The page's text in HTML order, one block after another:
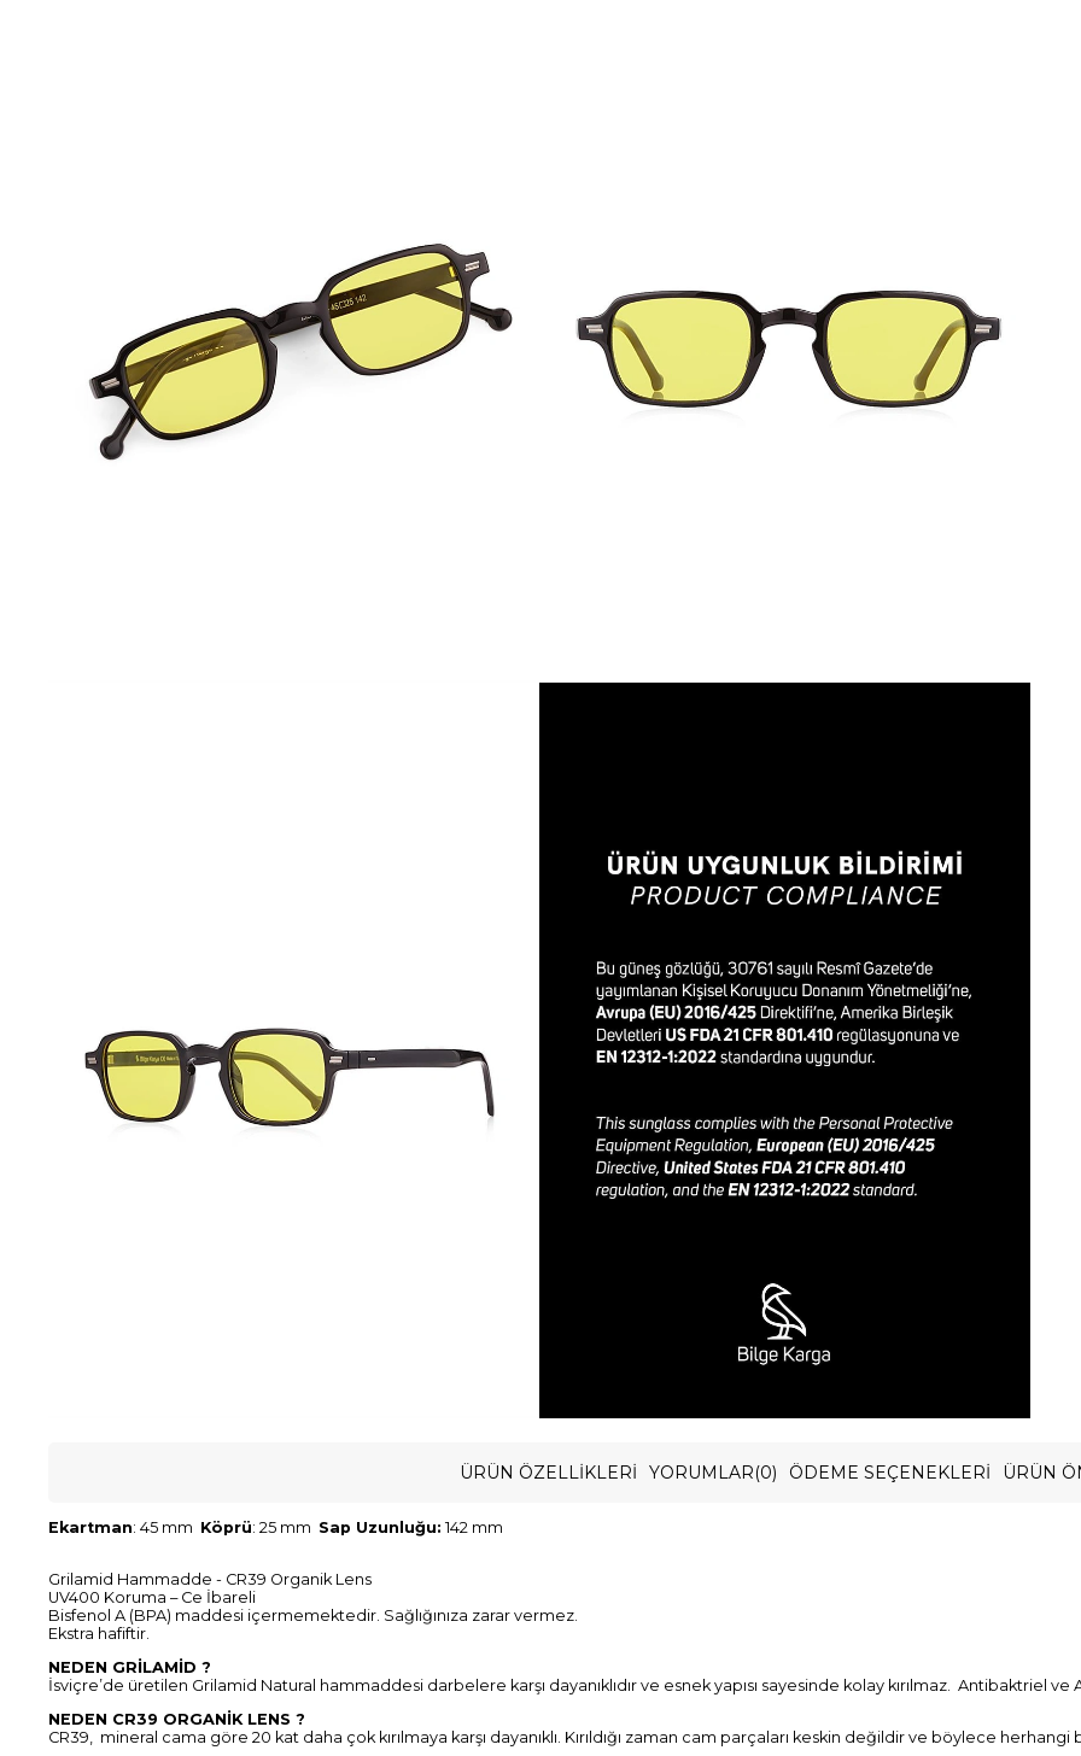
ÜRÜN ÖZELLIKLERI YORUMLAR(0) ÖDEME SEÇENEKLERI ÜRÜN
Ekartman: 45 mm Köprü: 25 mm Sap Uzunluğu: 142 mm
Grilamid Hammadde - CR39 Organik Lens
UV400 Koruma – Ce İbareli
Bisfenol A (BPA) maddesi içermemektedir. Sağlığınıza zarar vermez.
Ekstra hafiftir.
NEDEN GRİLAMİD ?
İsviçre’de üretilen Grilamid Natural hammaddesi darbelere karşı dayanıklıdır ve esnek yapısı sayesinde kolay kırılmaz. Antibaktriel
NEDEN CR39 ORGANİK LENS ?
CR39, mineral cama göre 20 kat daha çok kırılmaya karşı dayanıklı. Kırıldığı zaman cam parçaları keskin değildir ve böylece